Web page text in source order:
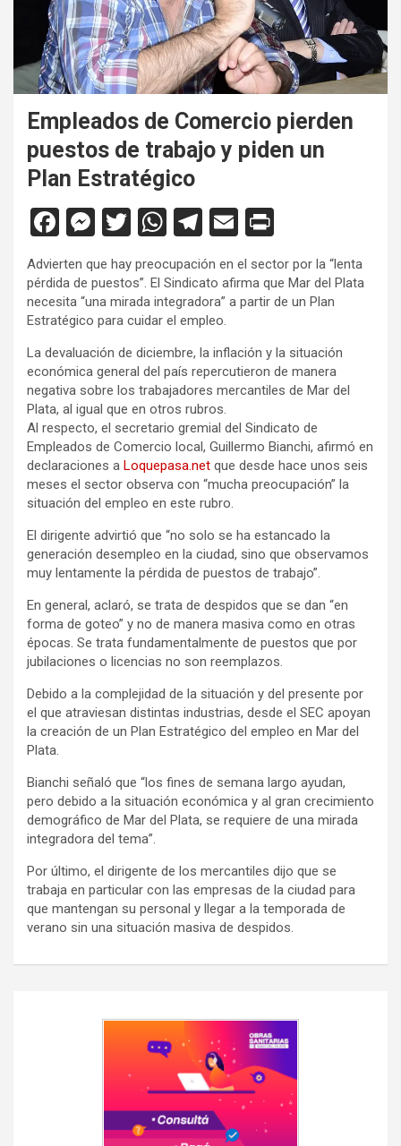
Empleados de Comercio pierden
puestos de trabajo y piden un
Plan Estratégico
F
a
ce
b
o
o
k
M
es
se
n
g
er
T
tt
er
W
at
s
A
p
p
T
el
e
gr
a
m
E
m
ail
in
tF
ri
n
dl
y
Advierten que hay preocupación en el sector por la “lenta
pérdida de puestos”. El Sindicato afirma que Mar del Plata
necesita “una mirada integradora” a partir de un Plan
Estratégico para cuidar el empleo.
La devaluación de diciembre, la inflación y la situación
económica general del país repercutieron de manera
negativa sobre los trabajadores mercantiles de Mar del
Plata, al igual que en otros rubros.
Al respecto, el secretario gremial del Sindicato de
Empleados de Comercio local, Guillermo Bianchi, afirmó en
declaraciones a Loquepasa.net que desde hace unos seis
meses el sector observa con “mucha preocupación” la
situación del empleo en este rubro.
El dirigente advirtió que “no solo se ha estancado la
generación desempleo en la ciudad, sino que observamos
muy lentamente la pérdida de puestos de trabajo”.
En general, aclaró, se trata de despidos que se dan “en
forma de goteo” y no de manera masiva como en otras
épocas. Se trata fundamentalmente de puestos que por
jubilaciones o licencias no son reemplazos.
Debido a la complejidad de la situación y del presente por
el que atraviesan distintas industrias, desde el SEC apoyan
la creación de un Plan Estratégico del empleo en Mar del
Plata.
Bianchi señaló que “los fines de semana largo ayudan,
pero debido a la situación económica y al gran crecimiento
demográfico de Mar del Plata, se requiere de una mirada
integradora del tema”.
Por último, el dirigente de los mercantiles dijo que se
trabaja en particular con las empresas de la ciudad para
que mantengan su personal y llegar a la temporada de
verano sin una situación masiva de despidos.